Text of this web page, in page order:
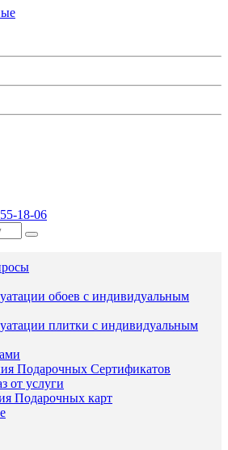
18-06
обоев с индивидуальным
плитки с индивидуальным
Подарочных Сертификатов
от услуги
Подарочных карт